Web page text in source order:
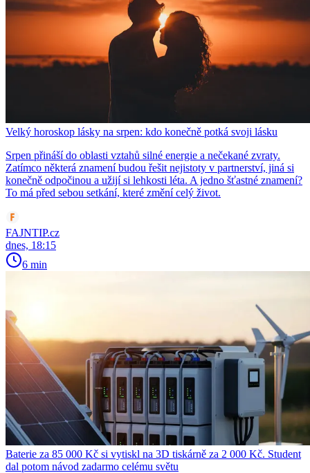
Velký horoskop lásky na srpen: kdo konečně potká svoji lásku
Srpen přináší do oblasti vztahů silné energie a nečekané zvraty.
Zatímco některá znamení budou řešit nejistoty v partnerství, jiná si
konečně odpočinou a užijí si lehkosti léta. A jedno šťastné znamení?
To má před sebou setkání, které změní celý život.
FAJNTIP.cz
dnes, 18:15
6 min
Baterie za 85 000 Kč si vytiskl na 3D tiskárně za 2 000 Kč. Student
dal potom návod zadarmo celému světu